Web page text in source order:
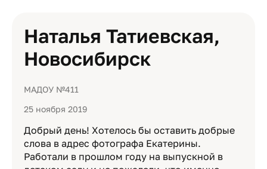
Наталья Татиевская,
Новосибирск
МАДОУ №411
25 ноября 2019
Добрый день! Хотелось бы оставить добрые
слова в адрес фотографа Екатерины.
Работали в прошлом году на выпускной в